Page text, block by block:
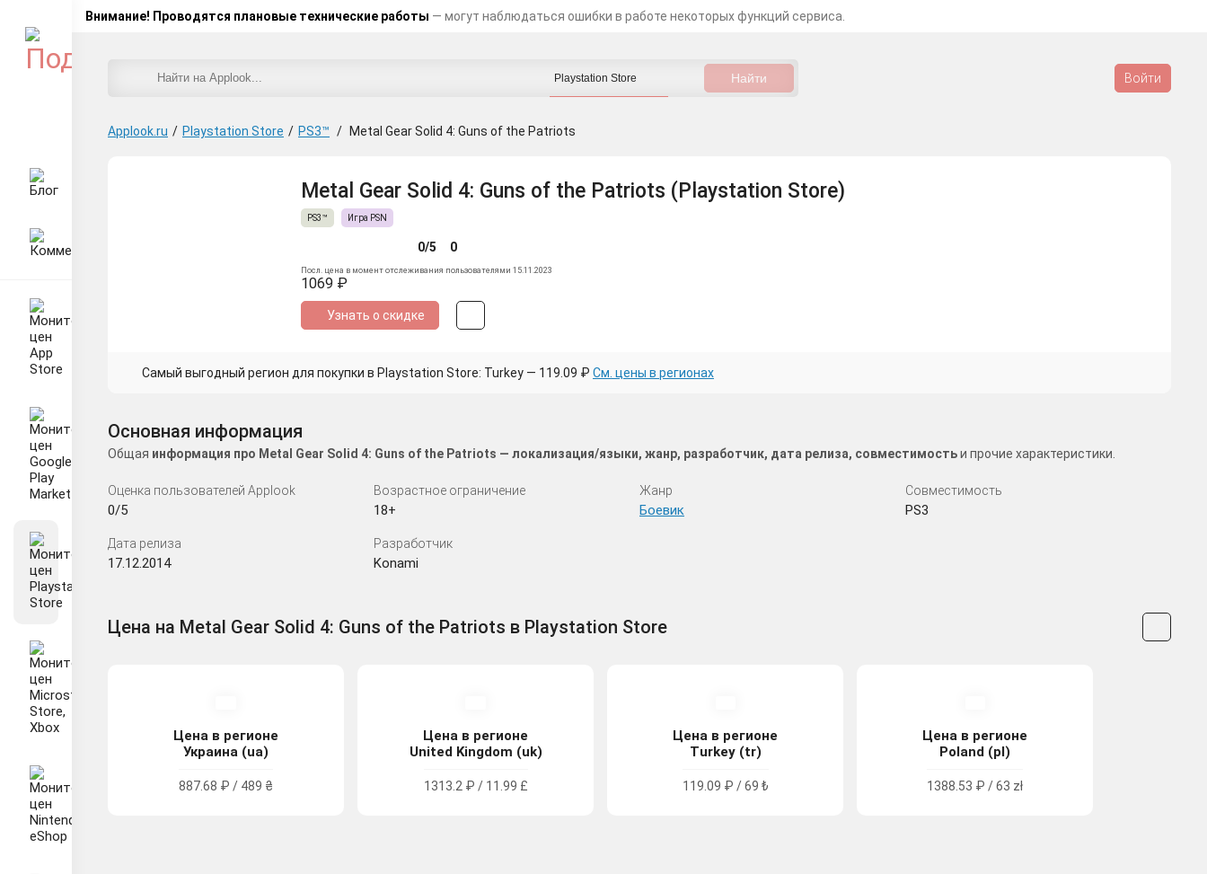
Внимание! Проводятся плановые технические работы — могут наблюдаться ошибки в работе некоторых функций сервиса.
Войти
Applook.ru / Playstation Store / PS3™ / Metal Gear Solid 4: Guns of the Patriots
Metal Gear Solid 4: Guns of the Patriots (Playstation Store)
PS3™ Игра PSN
0/5 0
Посл. цена в момент отслеживания пользователями 15.11.2023
1069 ₽
Узнать о скидке
Самый выгодный регион для покупки в Playstation Store: Turkey — 119.09 ₽ См. цены в регионах
Основная информация
Общая информация про Metal Gear Solid 4: Guns of the Patriots — локализация/языки, жанр, разработчик, дата релиза, совместимостьи прочие характеристики.
Оценка пользователей Applook
0/5
Возрастное ограничение
18+
Жанр
Боевик
Совместимость
PS3
Дата релиза
17.12.2014
Разработчик
Konami
Цена на Metal Gear Solid 4: Guns of the Patriots в Playstation Store
Цена в регионе
Украина (ua)
887.68 ₽ / 489 ₴
Цена в регионе
United Kingdom (uk)
1313.2 ₽ / 11.99 £
Цена в регионе
Turkey (tr)
119.09 ₽ / 69 ₺
Цена в регионе
Poland (pl)
1388.53 ₽ / 63 zł